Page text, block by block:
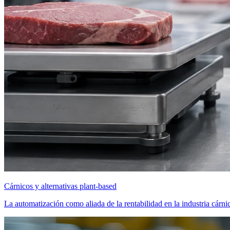
Cárnicos y alternativas plant-based
La automatización como aliada de la rentabilidad en la industria